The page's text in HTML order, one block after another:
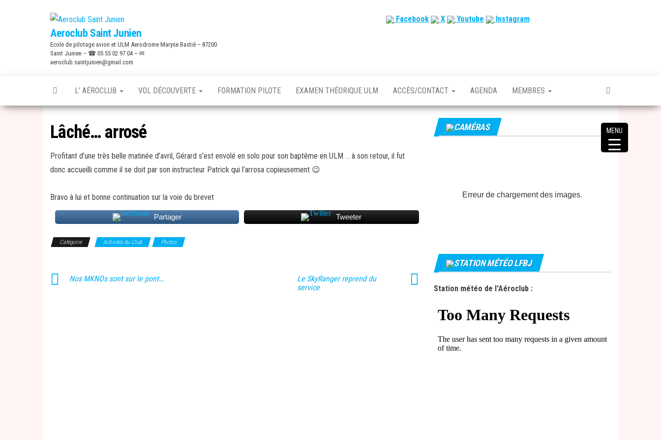
Aeroclub Saint Junien
Ecole de pilotage avion et ULM Aerodrome Maryse Bastié – 87200
Saint Junien – ☎ 05 55 02 97 04 – ✉
aeroclub.saintjunien@gmail.com
Facebook X Youtube Instagram
L’ AÉROCLUB VOL DÉCOUVERTE FORMATION PILOTE EXAMEN THÉORIQUE ULM ACCÈS/CONTACT AGENDA MEMBRES
Lâché… arrosé
Profitant d’une très belle matinée d’avril, Gérard s’est envolé en solo pour son baptême en ULM … à son retour, il fut
donc accueilli comme il se doit par son instructeur Patrick qui l’arrosa copieusement 😉
Bravo à lui et bonne continuation sur la voie du brevet
Partager Tweeter
Catégorie Activités du Club Photos
Nos MKNOs sont sur le pont…
Le SkyRanger reprend du
service
CAMÉRAS
Erreur de chargement des images.
STATION MÉTÉO LFBJ
Station météo de l'Aéroclub :
MENU